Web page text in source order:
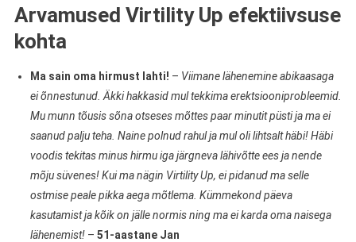
Arvamused Virtility Up efektiivsuse
kohta
Ma sain oma hirmust lahti! – Viimane lähenemine abikaasaga
ei õnnestunud. Äkki hakkasid mul tekkima erektsiooniprobleemid.
Mu munn tõusis sõna otseses mõttes paar minutit püsti ja ma ei
saanud palju teha. Naine polnud rahul ja mul oli lihtsalt häbi! Häbi
voodis tekitas minus hirmu iga järgneva lähivõtte ees ja nende
mõju süvenes! Kui ma nägin Virtility Up, ei pidanud ma selle
ostmise peale pikka aega mõtlema. Kümmekond päeva
kasutamist ja kõik on jälle normis ning ma ei karda oma naisega
lähenemist!– 51-aastane Jan